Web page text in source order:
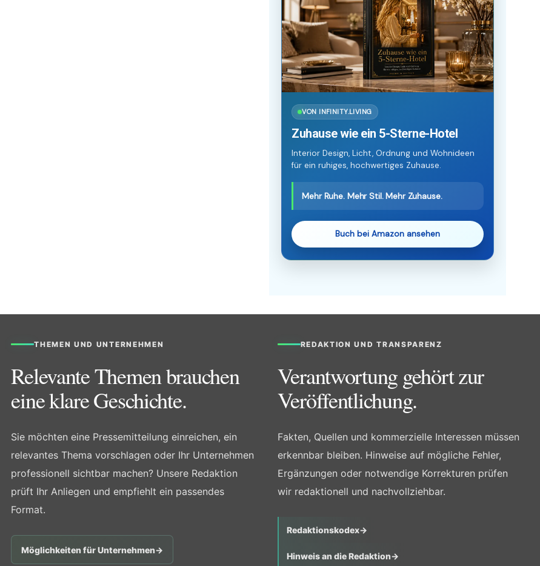
VON INFINITY.LIVING
Zuhause wie ein 5-Sterne-Hotel
Interior Design, Licht, Ordnung und Wohnideen
für ein ruhiges, hochwertiges Zuhause.
Mehr Ruhe. Mehr Stil. Mehr Zuhause.
Buch bei Amazon ansehen
THEMEN UND UNTERNEHMEN
Relevante Themen brauchen
eine klare Geschichte.
Sie möchten eine Pressemitteilung einreichen, ein
relevantes Thema vorschlagen oder Ihr Unternehmen
professionell sichtbar machen? Unsere Redaktion
prüft Ihr Anliegen und empfiehlt ein passendes
Format.
Möglichkeiten für Unternehmen→
REDAKTION UND TRANSPARENZ
Verantwortung gehört zur
Veröffentlichung.
Fakten, Quellen und kommerzielle Interessen müssen
erkennbar bleiben. Hinweise auf mögliche Fehler,
Ergänzungen oder notwendige Korrekturen prüfen
wir redaktionell und nachvollziehbar.
Redaktionskodex→
Hinweis an die Redaktion→